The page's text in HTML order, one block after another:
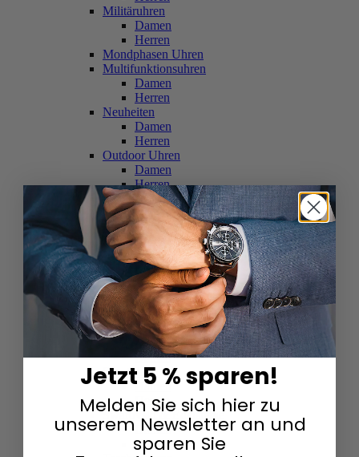
Militäruhren
Damen
Herren
Mondphasen Uhren
Multifunktionsuhren
Damen
Herren
Neuheiten
Damen
Herren
Outdoor Uhren
Damen
Herren
Schweizer Uhren
Damen
Herren
Skelettuhren
Damen
Herren
Smartwatches
Damen
Herren
Solaruhren
Herren
Damen
Sportuhren
Damen
Herren
Swarovski & Edelsteine
Damen
Herren
Jetzt 5 % sparen!
Melden Sie sich hier zu
unserem Newsletter an und
sparen Sie